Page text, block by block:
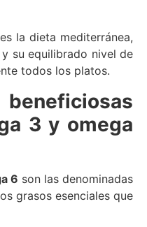
la dieta mediterránea,
su equilibrado nivel de
todos los platos.
3 y omega
6 son las denominadas
grasos esenciales que